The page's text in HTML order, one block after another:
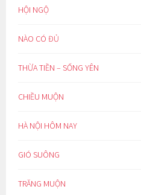
HỘI NGỘ
NÀO CÓ ĐỦ
THỪA TIỀN – SỐNG YÊN
CHIỀU MUỘN
HÀ NỘI HÔM NAY
GIÓ SUÔNG
TRĂNG MUỘN